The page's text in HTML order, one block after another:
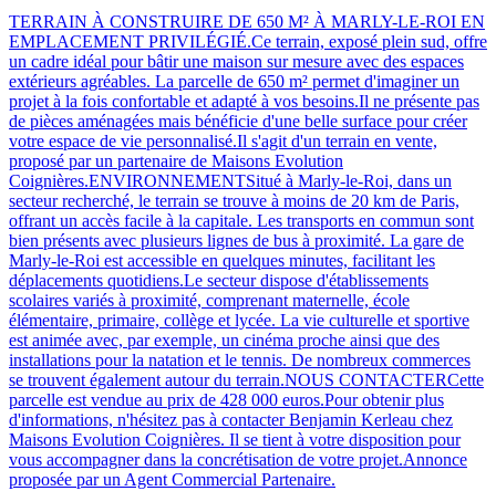
TERRAIN À CONSTRUIRE DE 650 M² À MARLY-LE-ROI EN
EMPLACEMENT PRIVILÉGIÉ.Ce terrain, exposé plein sud, offre
un cadre idéal pour bâtir une maison sur mesure avec des espaces
extérieurs agréables. La parcelle de 650 m² permet d'imaginer un
projet à la fois confortable et adapté à vos besoins.Il ne présente pas
de pièces aménagées mais bénéficie d'une belle surface pour créer
votre espace de vie personnalisé.Il s'agit d'un terrain en vente,
proposé par un partenaire de Maisons Evolution
Coignières.ENVIRONNEMENTSitué à Marly-le-Roi, dans un
secteur recherché, le terrain se trouve à moins de 20 km de Paris,
offrant un accès facile à la capitale. Les transports en commun sont
bien présents avec plusieurs lignes de bus à proximité. La gare de
Marly-le-Roi est accessible en quelques minutes, facilitant les
déplacements quotidiens.Le secteur dispose d'établissements
scolaires variés à proximité, comprenant maternelle, école
élémentaire, primaire, collège et lycée. La vie culturelle et sportive
est animée avec, par exemple, un cinéma proche ainsi que des
installations pour la natation et le tennis. De nombreux commerces
se trouvent également autour du terrain.NOUS CONTACTERCette
parcelle est vendue au prix de 428 000 euros.Pour obtenir plus
d'informations, n'hésitez pas à contacter Benjamin Kerleau chez
Maisons Evolution Coignières. Il se tient à votre disposition pour
vous accompagner dans la concrétisation de votre projet.Annonce
proposée par un Agent Commercial Partenaire.